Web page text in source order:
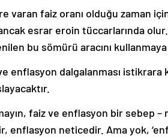
varan faiz oranı olduğu zaman
esrar eroin tüccarlarında
bu sömürü aracını kullanmaya
enflasyon dalgalanması
faiz ve enflasyon bir sebep –
enflasyon neticedir. Ama yok,